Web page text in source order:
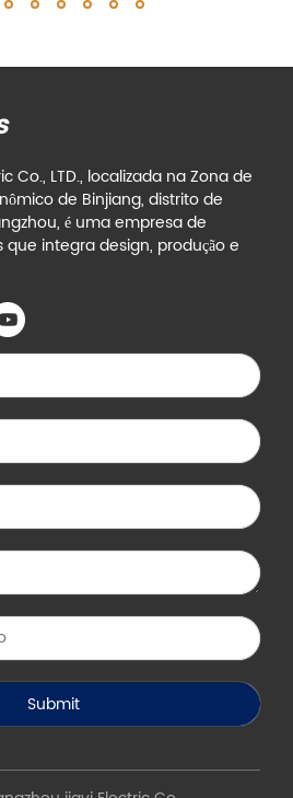
Co., LTD., localizada na Zona de
de Binjiang, distrito de
é uma empresa de
integra design, produção e